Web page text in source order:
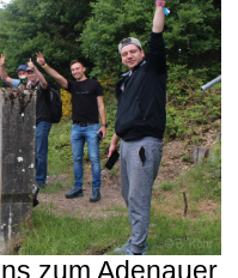
zum Adenauer